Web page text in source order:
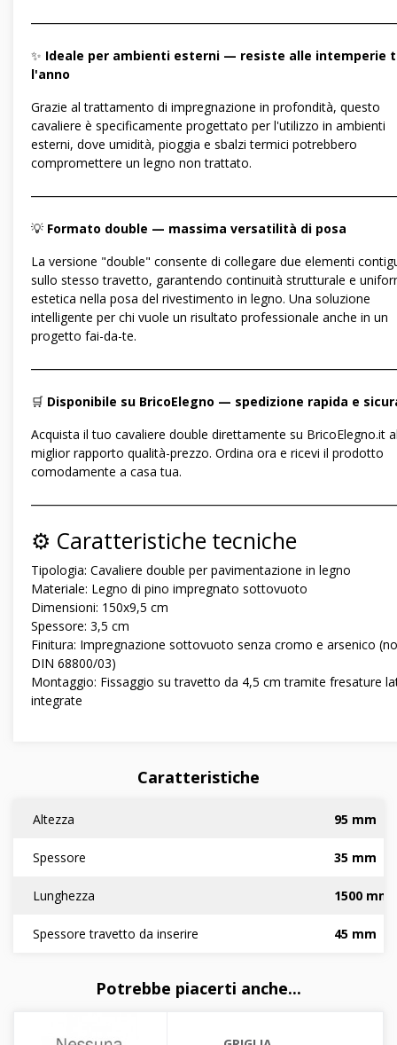
✨ Ideale per ambienti esterni — resiste alle intemperie
l'anno
Grazie al trattamento di impregnazione in profondità, questo
cavaliere è specificamente progettato per l'utilizzo in ambienti
esterni, dove umidità, pioggia e sbalzi termici potrebbero
compromettere un legno non trattato.
💡 Formato double — massima versatilità di posa
La versione "double" consente di collegare due elementi
sullo stesso travetto, garantendo continuità strutturale e
estetica nella posa del rivestimento in legno. Una soluzione
intelligente per chi vuole un risultato professionale anche in un
progetto fai-da-te.
🛒 Disponibile su BricoElegno — spedizione rapida e
Acquista il tuo cavaliere double direttamente su BricoElegno.it
miglior rapporto qualità-prezzo. Ordina ora e ricevi il prodotto
comodamente a casa tua.
⚙️ Caratteristiche tecniche
Tipologia: Cavaliere double per pavimentazione in legno
Materiale: Legno di pino impregnato sottovuoto
Dimensioni: 150x9,5 cm
Spessore: 3,5 cm
Finitura: Impregnazione sottovuoto senza cromo e arsenico
DIN 68800/03)
Montaggio: Fissaggio su travetto da 4,5 cm tramite fresature
integrate
Caratteristiche
Altezza 95 mm
Spessore 35 mm
Lunghezza 1500 mm
Spessore travetto da inserire 45 mm
Potrebbe piacerti anche...